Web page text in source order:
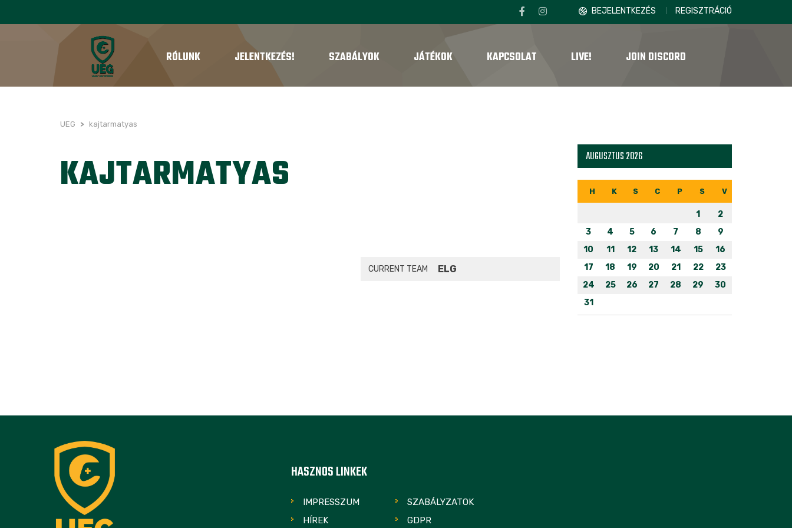
BEJELENTKEZÉS REGISZTRÁCIÓ
RÓLUNK JELENTKEZÉS! SZABÁLYOK JÁTÉKOK KAPCSOLAT LIVE! JOIN DISCORD
UEG > kajtarmatyas
KAJTARMATYAS
CURRENT TEAM ELG
AUGUSZTUS 2026
H K S C P S V
1
2
3
4 5 6 7 8
9
10
11 12 13 14 15
16
17
18 19 20 21 22
23
24
25 26 27 28 29
30
31
HASZNOS LINKEK
IMPRESSZUM
SZABÁLYZATOK
HÍREK
GDPR